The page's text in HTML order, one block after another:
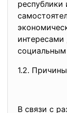
республики
1.2.
В связи с